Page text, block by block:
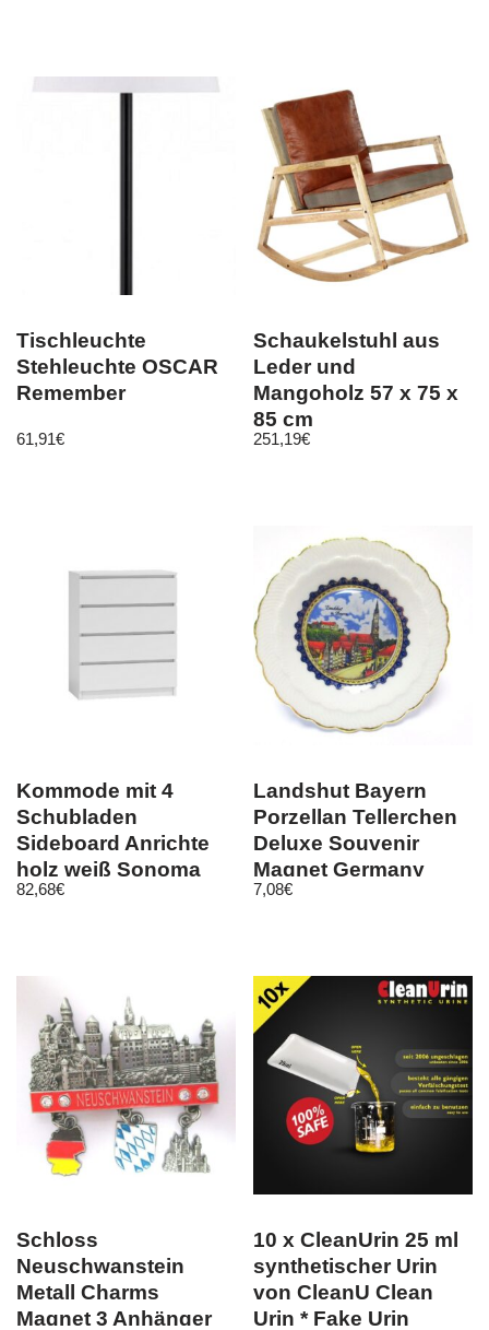
Tischleuchte
Stehleuchte OSCAR
Remember
61,91€
Schaukelstuhl aus
Leder und
Mangoholz 57 x 75 x
85 cm
251,19€
Kommode mit 4
Schubladen
Sideboard Anrichte
holz weiß Sonoma
extra preis
82,68€
Landshut Bayern
Porzellan Tellerchen
Deluxe Souvenir
Magnet Germany
8cm
7,08€
Schloss
Neuschwanstein
Metall Charms
Magnet 3 Anhänger
10 x CleanUrin 25 ml
synthetischer Urin
von CleanU Clean
Urin * Fake Urin